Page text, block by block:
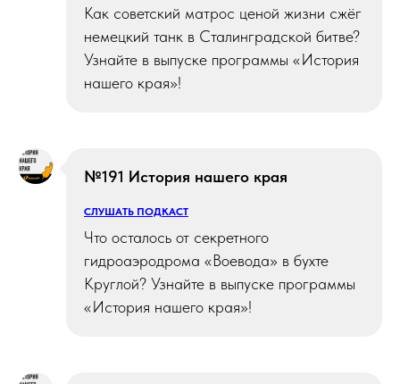
Как советский матрос ценой жизни сжёг
немецкий танк в Сталинградской битве?
Узнайте в выпуске программы «История
нашего края»!
№191 История нашего края
СЛУШАТЬ ПОДКАСТ
Что осталось от секретного
гидроаэродрома «Воевода» в бухте
Круглой? Узнайте в выпуске программы
«История нашего края»!